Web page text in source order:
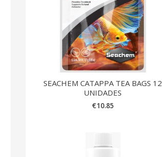
SEACHEM CATAPPA TEA BAGS 12
UNIDADES
€10.85